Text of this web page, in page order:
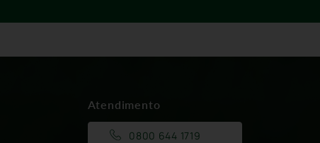
Atendimento
0800 644 1719